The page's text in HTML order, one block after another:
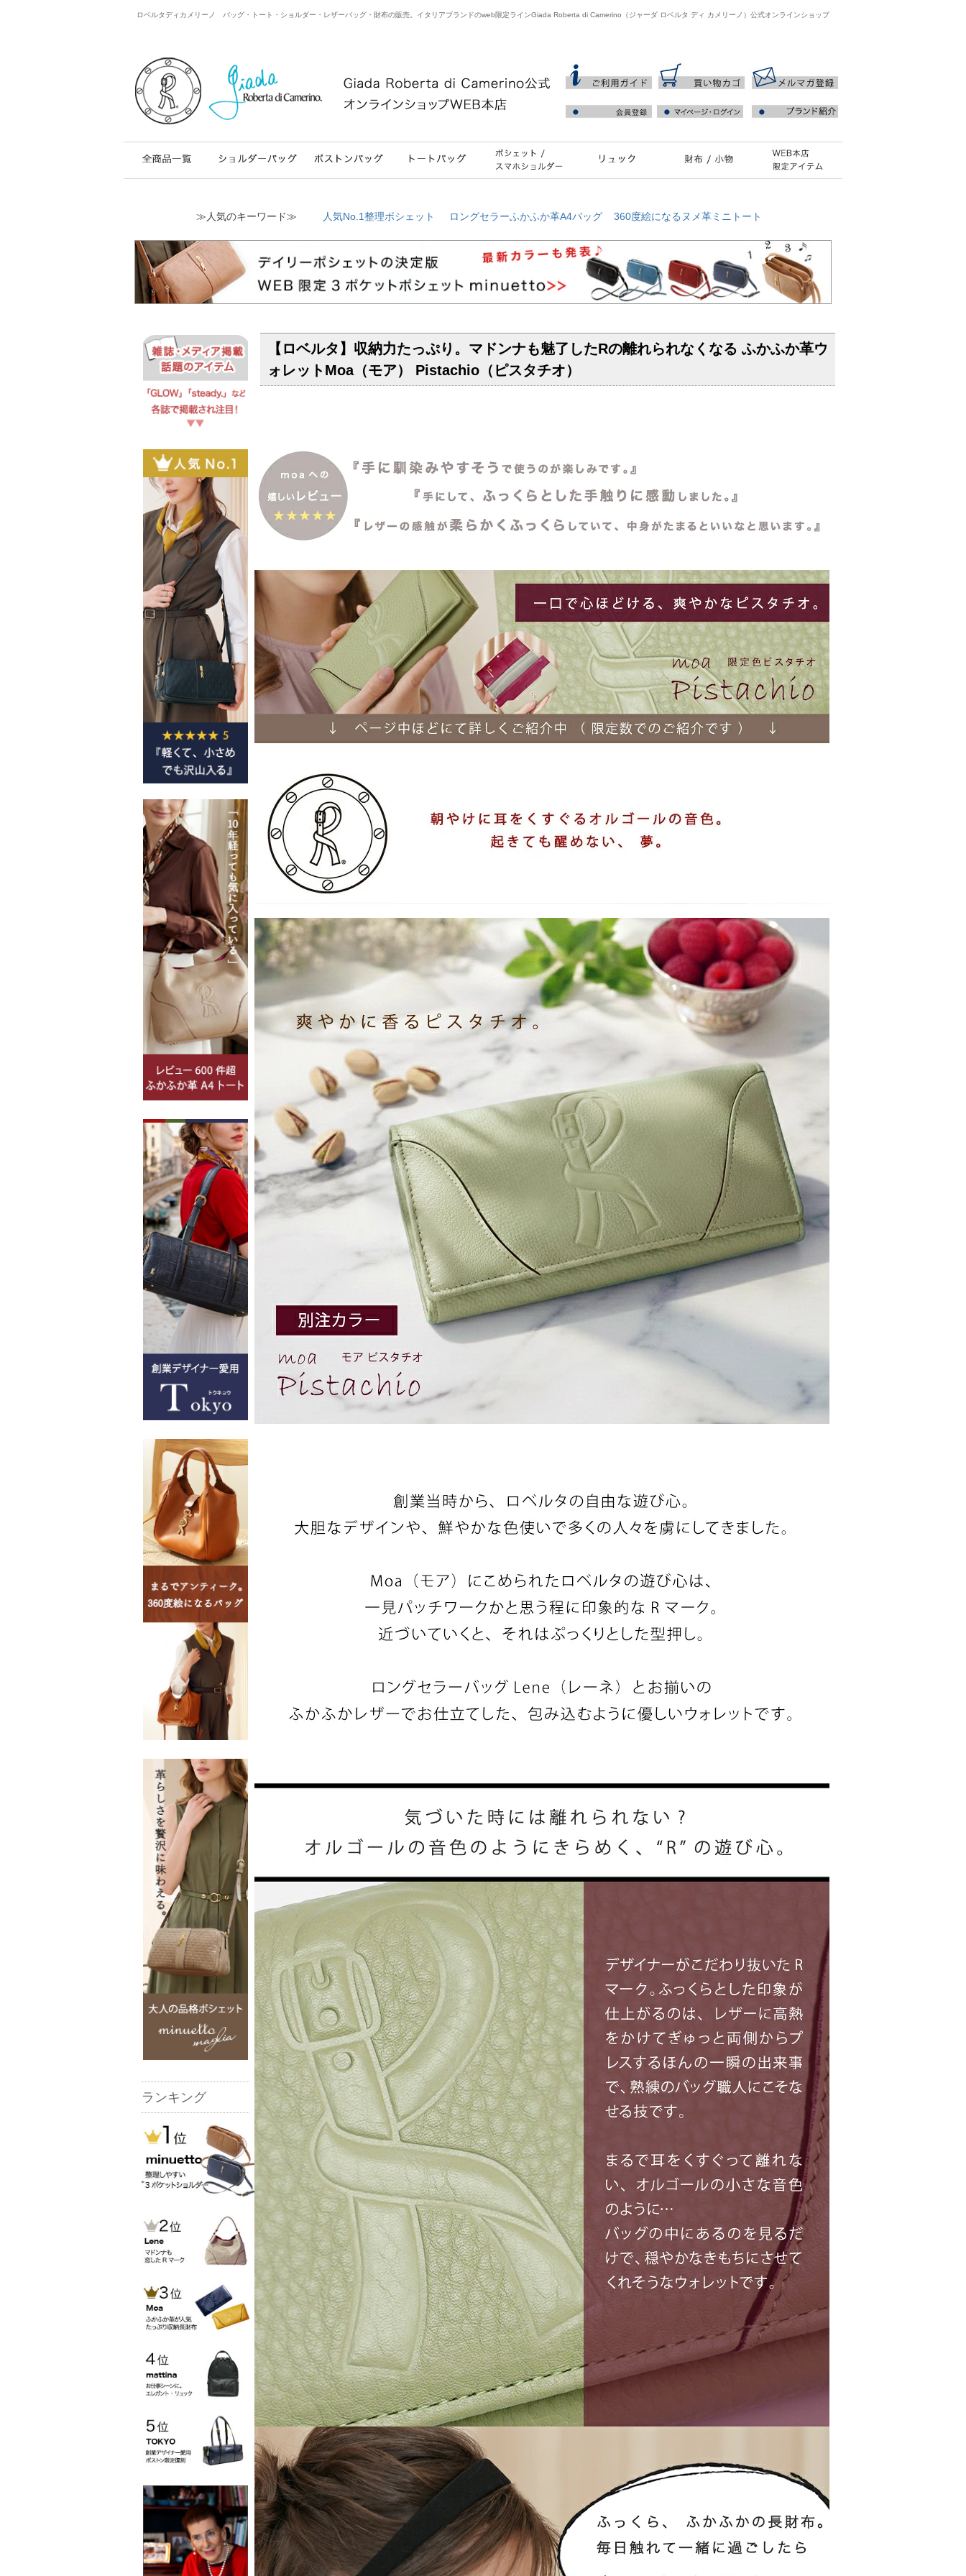
ロベルタディカメリーノ バッグ・トート・ショルダー・レザーバッグ・財布の販売。イタリアブランドのweb限定ラインGiada Roberta di Camerino（ジャーダ ロベルタ ディ カメリーノ）公式オンラインショップ
≫人気のキーワード≫ 人気No.1整理ポシェット ロングセラーふかふか革A4バッグ 360度絵になるヌメ革ミニトート
ランキング
【ロベルタ】収納力たっぷり。マドンナも魅了したRの離れられなくなる ふかふか革ウ
ォレットMoa（モア） Pistachio（ピスタチオ）